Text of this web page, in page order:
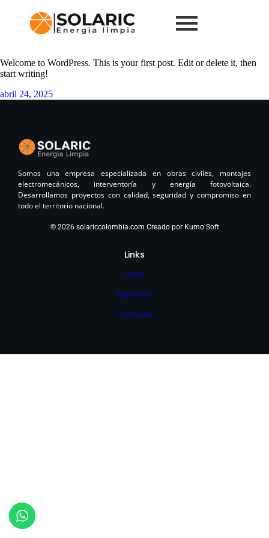
Categoría:Uncategorized
Welcome to WordPress. This is your first post. Edit or delete it, then
start writing!
abril 24, 2025
Somos una empresa especializada en obras civiles, montajes
electromecánicos, interventoría y energía fotovoltaica.
Desarrollamos proyectos con calidad, seguridad y compromiso en
todo el territorio nacional.
© 2026 solariccolombia.com Creado por Kumo Soft
Links
Inicio
Nosotros
Contacto